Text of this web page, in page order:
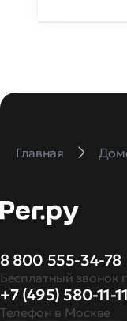
Главная
8 800 555-34-78
Бесплатный звонок
+7 (495) 580-11-11
Телефон в Москве